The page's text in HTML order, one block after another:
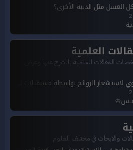
العسل مثل الدببة الأخرى؟
العلمية
المقالات العلمية بالشرح عنها وعرض
والابحاث في مختلف العلوم